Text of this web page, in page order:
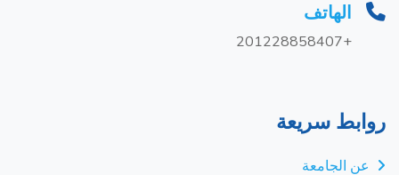
الهاتف
+201228858407
روابط سريعة
عن الجامعة